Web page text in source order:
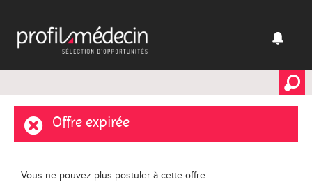
Offre expirée
Vous ne pouvez plus postuler à cette offre.